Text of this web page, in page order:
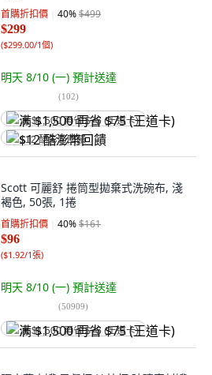
首購折扣價 40%$499
$299
($299.00/1個)
明天 8/10 (一) 預計送達
(102)
满 $1,500 再省 $75 (王道卡)
$12 酷澎幣回饋
Scott 可麗舒 捲筒型拋棄式洗碗布, 淺
褐色, 50張, 1捲
首購折扣價 40%$161
$96
($1.92/1張)
明天 8/10 (一) 預計送達
(50909)
满 $1,500 再省 $75 (王道卡)